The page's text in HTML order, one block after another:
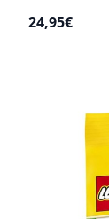
24,95€